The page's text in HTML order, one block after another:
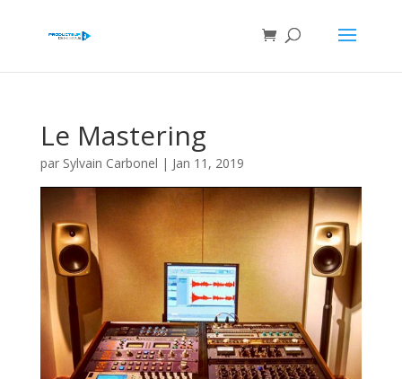
Le Mastering
par Sylvain Carbonel | Jan 11, 2019